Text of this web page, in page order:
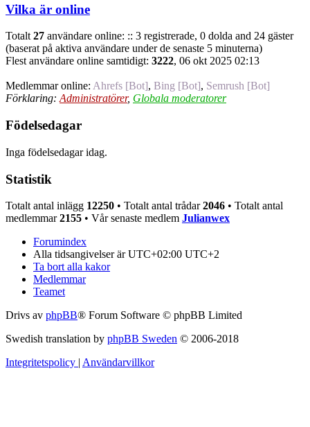
Vilka är online
Totalt 27 användare online: :: 3 registrerade, 0 dolda and 24 gäster
(baserat på aktiva användare under de senaste 5 minuterna)
Flest användare online samtidigt: 3222, 06 okt 2025 02:13
Medlemmar online: Ahrefs [Bot], Bing [Bot], Semrush [Bot]
Förklaring: Administratörer, Globala moderatorer
Födelsedagar
Inga födelsedagar idag.
Statistik
Totalt antal inlägg 12250 • Totalt antal trådar2046 • Totalt antal
medlemmar2155 • Vår senaste medlem Julianwex
Forumindex
Alla tidsangivelser är UTC+02:00 UTC+2
Ta bort alla kakor
Medlemmar
Teamet
Drivs av phpBB® Forum Software © phpBB Limited
Swedish translation by phpBB Sweden © 2006-2018
Integritetspolicy | Användarvillkor